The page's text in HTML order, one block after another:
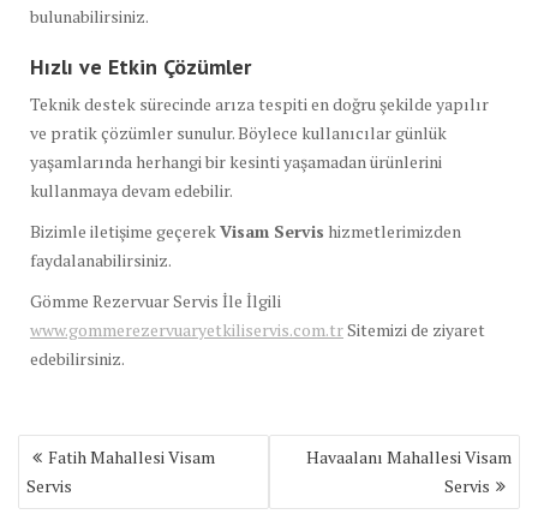
bulunabilirsiniz.
Hızlı ve Etkin Çözümler
Teknik destek sürecinde arıza tespiti en doğru şekilde yapılır
ve pratik çözümler sunulur. Böylece kullanıcılar günlük
yaşamlarında herhangi bir kesinti yaşamadan ürünlerini
kullanmaya devam edebilir.
Bizimle iletişime geçerekVisam Servis hizmetlerimizden
faydalanabilirsiniz.
Gömme Rezervuar Servis İle İlgili
www.gommerezervuaryetkiliservis.com.trSitemizi de ziyaret
edebilirsiniz.
Yazı
gezinmesi
Fatih Mahallesi Visam
Servis
Havaalanı Mahallesi Visam
Servis